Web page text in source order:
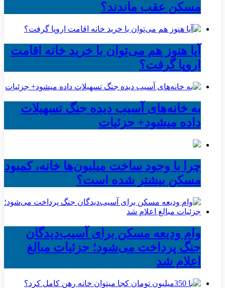
مسکن عقب ماندند؟
آیا هنوز هم می‌توان با خرید خانه اقامت
اروپا گرفت؟
به خانه‌های آسیب دیده جنگ تسهیلات
داده میشود+ جزئیات
چرا با وجود ساخت میلیون‌ها خانه، کمبود
مسکن بیشتر شده است؟
وام ودیعه مسکن برای آسیب‌دیدگان
جنگ پرداخت می‌شود؛ جزئیات مبالغ
اعلام شد